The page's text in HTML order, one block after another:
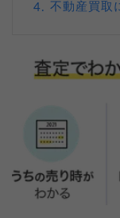
4. 不動産買取